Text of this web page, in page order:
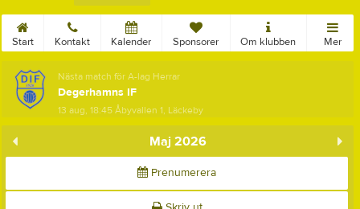
Start Kontakt Kalender Sponsorer Om klubben Mer
Nästa match för A-lag Herrar
Degerhamns IF
13 aug, 18:45Åbyvallen 1, Läckeby
Maj 2026
Prenumerera